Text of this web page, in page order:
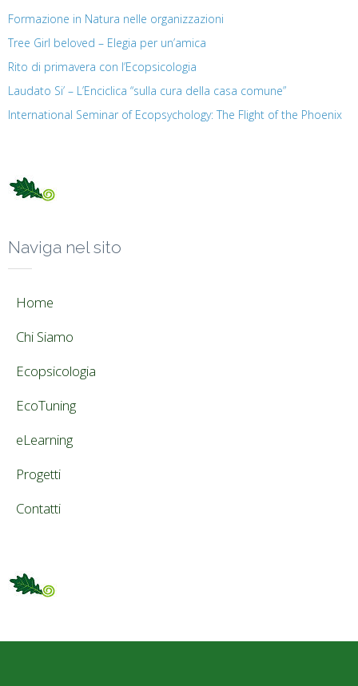
Formazione in Natura nelle organizzazioni
Tree Girl beloved – Elegia per un’amica
Rito di primavera con l’Ecopsicologia
Laudato Si’ – L’Enciclica “sulla cura della casa comune”
International Seminar of Ecopsychology: The Flight of the Phoenix
Naviga nel sito
Home
Chi Siamo
Ecopsicologia
EcoTuning
eLearning
Progetti
Contatti